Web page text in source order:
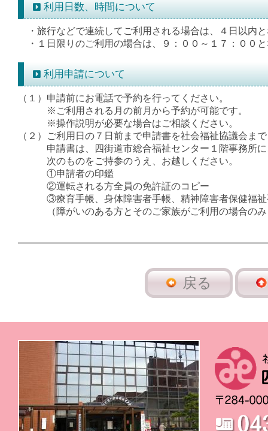
利用日数、時間について
・旅行などで連続してご利用される場合は、４日以内
・１日限りのご利用の場合は、９：００～１７：００
利用申請について
（１）申請前にお電話で予約を行ってください。
※ご利用される月の前月から予約が可能です。
※操作説明が必要な場合はご相談ください。
（２）ご利用日の７日前まで申請書を社会福祉協議会ま
申請書は、四街道市総合福祉センター１階事務所に
次のものをご持参のうえ、お越しください。
①申請者の印鑑
②運転される方全員の免許証のコピー
③療育手帳、身体障害者手帳、精神障害者保健福祉
（障がいのある方とそのご家族がご利用の場合のみ
戻る